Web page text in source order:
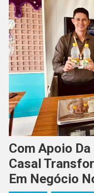
Com Apoio
Casal
Em Negócio